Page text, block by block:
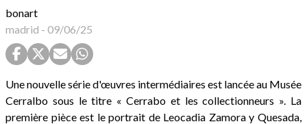
bonart
madrid - 09/06/25
Une nouvelle série d'œuvres intermédiaires est lancée au Musée
Cerralbo sous le titre « Cerrabo et les collectionneurs ». La
première pièce est le portrait de Leocadia Zamora y Quesada,